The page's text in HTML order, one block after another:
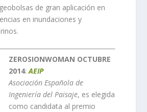
de gran aplicación en
en inundaciones y
ZEROSIONWOMAN OCTUBRE
2014:AEIP
Asociación Española de
Ingeniería del Paisaje, es elegida
como candidata al premio